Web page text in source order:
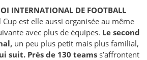
INTERNATIONAL DE FOOTBALL
est elle aussi organisée au même
avec plus de équipes. Le second
un peu plus petit mais plus familial,
suit. Près de 130 teams s’affrontent